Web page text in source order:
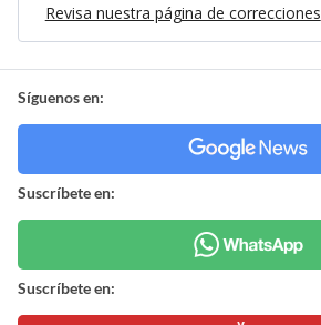
Revisa nuestra página de correcciones
Síguenos en:
Suscríbete en:
Suscríbete en: